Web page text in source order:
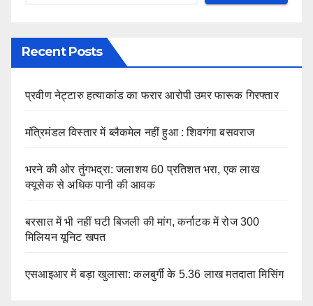
Recent Posts
प्रवीण नेट्टारु हत्याकांड का फरार आरोपी उमर फारूक गिरफ्तार
मंत्रिमंडल विस्तार में ब्लैकमेल नहीं हुआ : शिवगंगा बसवराज
भरने की ओर तुंगभद्रा: जलाशय 60 प्रतिशत भरा, एक लाख
क्यूसेक से अधिक पानी की आवक
बरसात में भी नहीं घटी बिजली की मांग, कर्नाटक में रोज 300
मिलियन यूनिट खपत
एसआइआर में बड़ा खुलासा: कलबुर्गी के 5.36 लाख मतदाता मिसिंग